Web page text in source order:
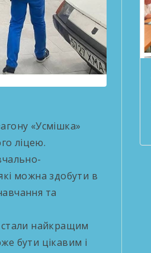
«Усмішка»
ліцею.
можна здобути в
та
стали найкращим
бути цікавим і